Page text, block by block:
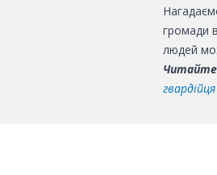
громади
людей
гвардійця